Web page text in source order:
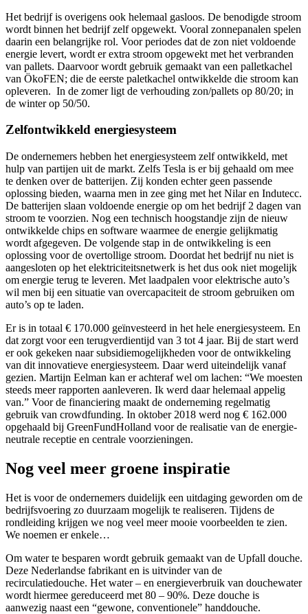
Het bedrijf is overigens ook helemaal gasloos. De benodigde stroom
wordt binnen het bedrijf zelf opgewekt. Vooral zonnepanalen spelen
daarin een belangrijke rol. Voor periodes dat de zon niet voldoende
energie levert, wordt er extra stroom opgewekt met het verbranden
van pallets. Daarvoor wordt gebruik gemaakt van een palletkachel
van ÖkoFEN; die de eerste paletkachel ontwikkelde die stroom kan
opleveren. In de zomer ligt de verhouding zon/pallets op 80/20; in
de winter op 50/50.
Zelfontwikkeld energiesysteem
De ondernemers hebben het energiesysteem zelf ontwikkeld, met
hulp van partijen uit de markt. Zelfs Tesla is er bij gehaald om mee
te denken over de batterijen. Zij konden echter geen passende
oplossing bieden, waarna men in zee ging met het Nilar en Indutecc.
De batterijen slaan voldoende energie op om het bedrijf 2 dagen van
stroom te voorzien. Nog een technisch hoogstandje zijn de nieuw
ontwikkelde chips en software waarmee de energie gelijkmatig
wordt afgegeven. De volgende stap in de ontwikkeling is een
oplossing voor de overtollige stroom. Doordat het bedrijf nu niet is
aangesloten op het elektriciteitsnetwerk is het dus ook niet mogelijk
om energie terug te leveren. Met laadpalen voor elektrische auto’s
wil men bij een situatie van overcapaciteit de stroom gebruiken om
auto’s op te laden.
Er is in totaal € 170.000 geïnvesteerd in het hele energiesysteem. En
dat zorgt voor een terugverdientijd van 3 tot 4 jaar. Bij de start werd
er ook gekeken naar subsidiemogelijkheden voor de ontwikkeling
van dit innovatieve energiesysteem. Daar werd uiteindelijk vanaf
gezien. Martijn Eelman kan er achteraf wel om lachen: “We moesten
steeds meer rapporten aanleveren. Ik werd daar helemaal appelig
van.” Voor de financiering maakt de onderneming regelmatig
gebruik van crowdfunding. In oktober 2018 werd nog € 162.000
opgehaald bij GreenFundHolland voor de realisatie van de energie-
neutrale receptie en centrale voorzieningen.
Nog veel meer groene inspiratie
Het is voor de ondernemers duidelijk een uitdaging geworden om de
bedrijfsvoering zo duurzaam mogelijk te realiseren. Tijdens de
rondleiding krijgen we nog veel meer mooie voorbeelden te zien.
We noemen er enkele…
Om water te besparen wordt gebruik gemaakt van de Upfall douche.
Deze Nederlandse fabrikant en is uitvinder van de
recirculatiedouche. Het water – en energieverbruik van douchewater
wordt hiermee gereduceerd met 80 – 90%. Deze douche is
aanwezig naast een “gewone, conventionele” handdouche.